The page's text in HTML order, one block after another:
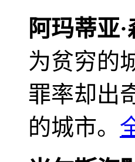
阿玛蒂亚·
为贫穷的
罪率却出
的城市。